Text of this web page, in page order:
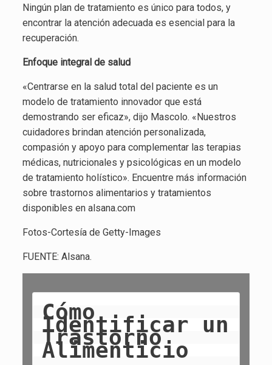
Ningún plan de tratamiento es único para todos, y
encontrar la atención adecuada es esencial para la
recuperación.
Enfoque integral de salud
«Centrarse en la salud total del paciente es un
modelo de tratamiento innovador que está
demostrando ser eficaz», dijo Mascolo. «Nuestros
cuidadores brindan atención personalizada,
compasión y apoyo para complementar las terapias
médicas, nutricionales y psicológicas en un modelo
de tratamiento holístico». Encuentre más información
sobre trastornos alimentarios y tratamientos
disponibles en alsana.com
Fotos-Cortesía de Getty-Images
FUENTE: Alsana.
Cómo
Identificar un
Trastorno
Alimenticio